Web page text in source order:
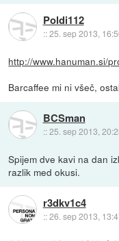
Poldi112
::25. sep 2013,
http://www.hanuman.si/
Barcaffee mi ni všeč,
BCSman
::25. sep 2013,
Spijem dve kavi na dan
razlik med okusi.
r3dkv1c4
::26. sep 2013,